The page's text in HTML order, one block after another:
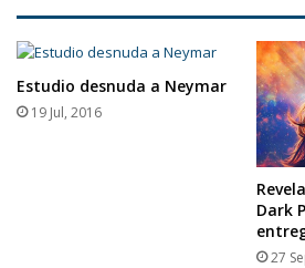
Estudio desnuda a Neymar
19 Jul, 2016
Dark
27